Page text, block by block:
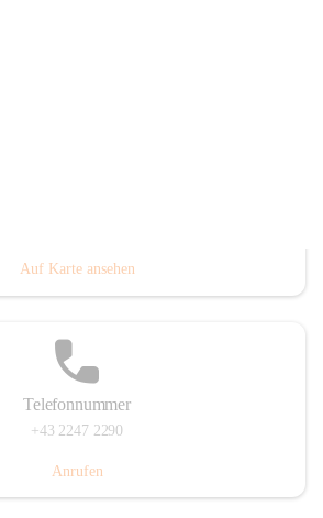
Auf Karte ansehen
Telefonnummer
+43 2247 2290
Anrufen